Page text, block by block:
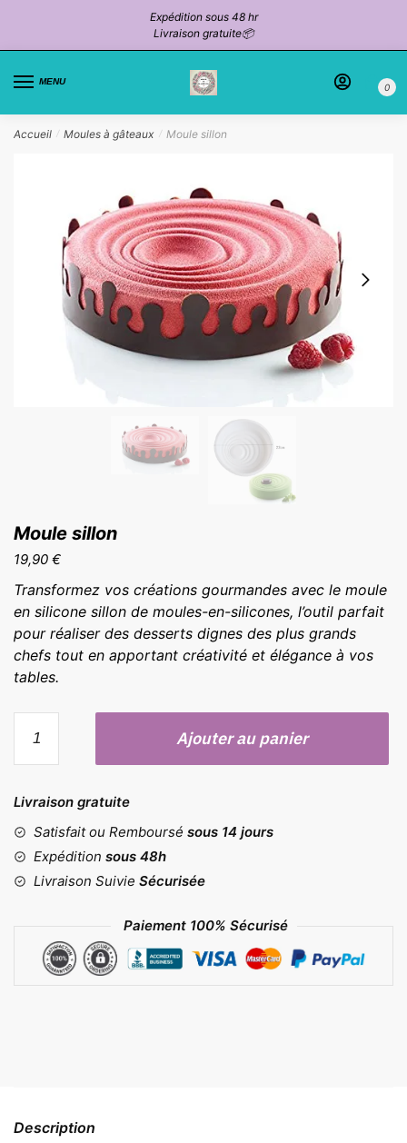
la
navigation
contenu
Expédition sous 48 hr
Livraison gratuite📦
MENU
0
Accueil / Moules à gâteaux / Moule sillon
Moule sillon
19,90 €
Transformez vos créations gourmandes avec le moule
en silicone sillon de moules-en-silicones, l’outil parfait
pour réaliser des desserts dignes des plus grands
chefs tout en apportant créativité et élégance à vos
tables.
Moule
Ajouter au panier
Livraison gratuite
Satisfait ou Remboursé sous 14 jours
Expédition sous 48h
Livraison Suivie Sécurisée
Paiement 100% Sécurisé
Description